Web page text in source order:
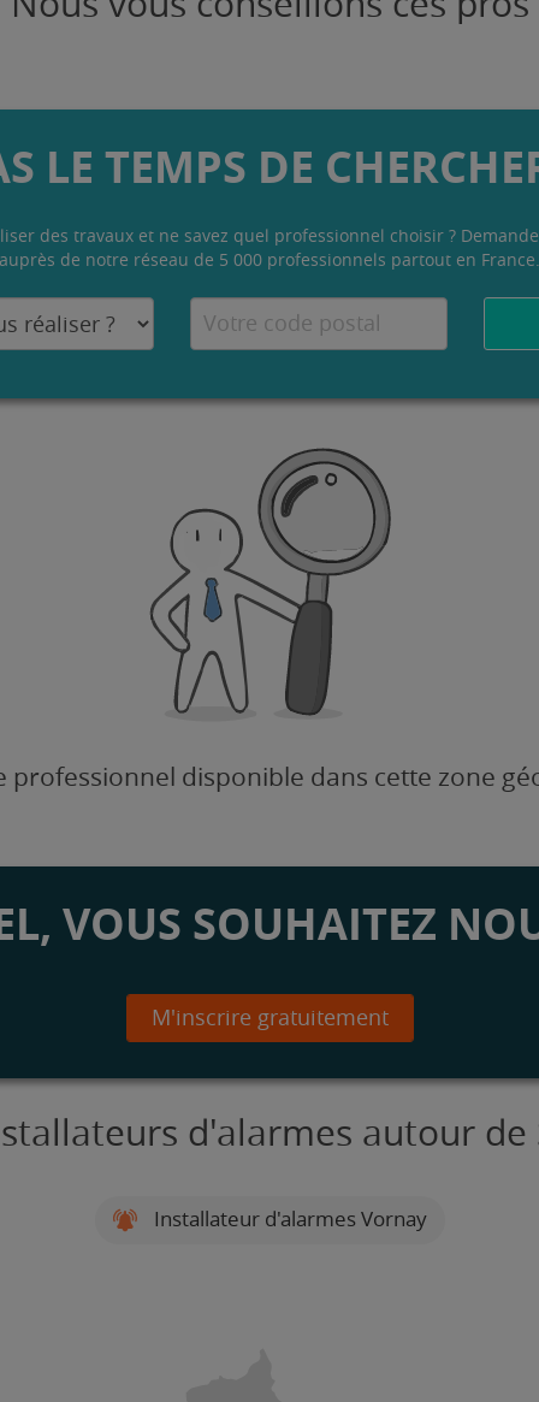
LE TEMPS DE
des travaux et ne savez quel professionnel choisir ?
auprès de notre réseau de 5 000 professionnels partout en France.
professionnel disponible dans cette zone
VOUS SOUHAITEZ
M'inscrire gratuitement
d'alarmes autour de
Installateur d'alarmes Vornay